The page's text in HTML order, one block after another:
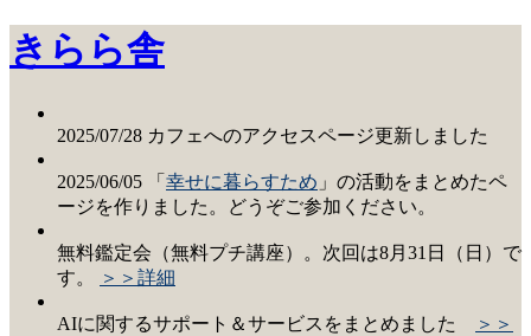
きらら舎
2025/07/28 カフェへのアクセスページ更新しました
2025/06/05 「 幸せに暮らすため 」の活動をまとめたペ
ージを作りました。どうぞご参加ください。
無料鑑定会（無料プチ講座）。次回は8月31日（日）で
す。
＞＞詳細
AIに関するサポート＆サービスをまとめました
＞＞